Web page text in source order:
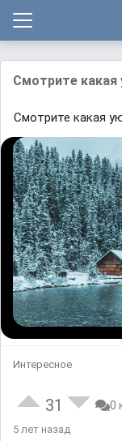
Смотрите какая
Смотрите какая
Интересное
31 0
5 лет назад